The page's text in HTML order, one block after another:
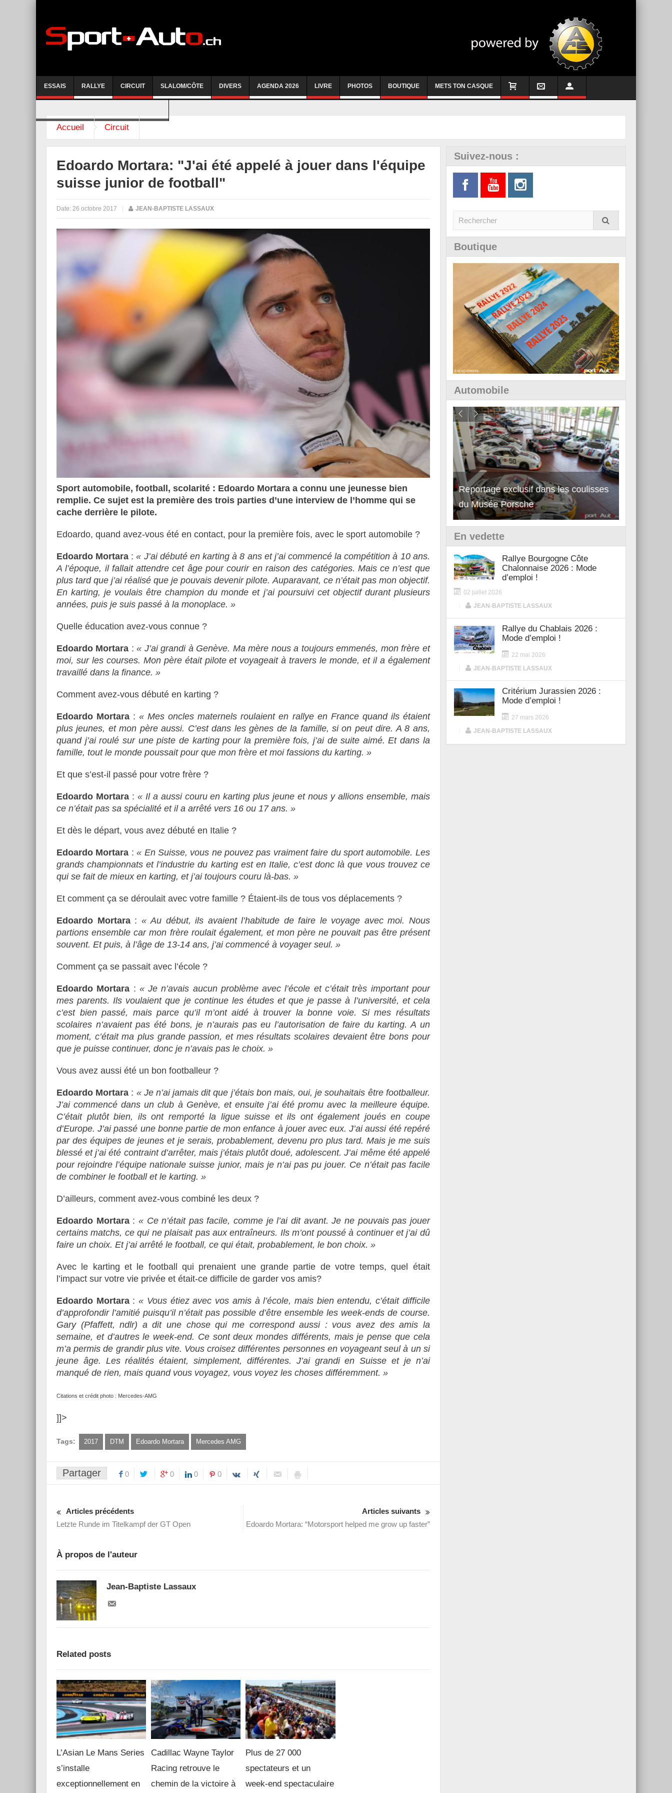
ESSAIS RALLYE CIRCUIT SLALOM/CÔTE DIVERS AGENDA 2026 LIVRE PHOTOS BOUTIQUE METS TON CASQUE
Accueil Circuit
Edoardo Mortara: "J'ai été appelé à jouer dans l'équipe
suisse junior de football"
Date: 26 octobre 2017 JEAN-BAPTISTE LASSAUX
Sport automobile, football, scolarité : Edoardo Mortara a connu une jeunesse bien
remplie. Ce sujet est la première des trois parties d’une interview de l’homme qui se
cache derrière le pilote.
Edoardo, quand avez-vous été en contact, pour la première fois, avec le sport automobile ?
Edoardo Mortara :« J’ai débuté en karting à 8 ans et j’ai commencé la compétition à 10 ans.
A l’époque, il fallait attendre cet âge pour courir en raison des catégories. Mais ce n’est que
plus tard que j’ai réalisé que je pouvais devenir pilote. Auparavant, ce n’était pas mon objectif.
En karting, je voulais être champion du monde et j’ai poursuivi cet objectif durant plusieurs
années, puis je suis passé à la monoplace. »
Quelle éducation avez-vous connue ?
Edoardo Mortara :« J’ai grandi à Genève. Ma mère nous a toujours emmenés, mon frère et
moi, sur les courses. Mon père était pilote et voyageait à travers le monde, et il a également
travaillé dans la finance. »
Comment avez-vous débuté en karting ?
Edoardo Mortara :« Mesoncles maternels roulaient en rallye en France quand ils étaient
plus jeunes, et mon père aussi. C’est dans les gènes de la famille, si on peut dire. A 8 ans,
quand j’ai roulé sur une piste de karting pour la première fois, j’ai de suite aimé. Et dans la
famille, tout le monde poussait pour que mon frère et moi fassions du karting. »
Et que s’est-il passé pour votre frère ?
Edoardo Mortara: « Il a aussi couruen karting plus jeune et nous y allions ensemble, mais
ce n’était pas sa spécialité et il a arrêté vers 16 ou 17 ans. »
Et dès le départ, vous avez débuté en Italie ?
Edoardo Mortara :« En Suisse, vous ne pouvez pas vraiment faire du sport automobile. Les
grands championnats et l’industrie du karting est en Italie, c’est donc là que vous trouvez ce
qui se fait de mieux en karting, et j’ai toujours couru là-bas. »
Et comment ça se déroulait avec votre famille ? Étaient-ils de tous vos déplacements ?
Edoardo Mortara: « Au début, ils avaient l’habitude de faire le voyage avec moi. Nous
partions ensemble car mon frère roulait également, et mon père ne pouvait pas être présent
souvent. Et puis, à l’âge de 13-14 ans, j’ai commencé à voyager seul. »
Comment ça se passait avec l’école ?
Edoardo Mortara : « Je n’avais aucun problème avec l’école et c’était très important pour
mes parents. Ils voulaient que je continue les études et que je passe à l’université, et cela
c’est bien passé, mais parce qu’il m’ont aidé à trouver la bonne voie. Si mes résultats
scolaires n’avaient pas été bons, je n’aurais pas eu l’autorisation de faire du karting. A un
moment, c’était ma plus grande passion, et mes résultats scolaires devaient être bons pour
que je puisse continuer, donc je n’avais pas le choix. »
Vous avez aussi été un bon footballeur ?
Edoardo Mortara : « Je n’ai jamais dit que j’étais bon mais, oui, je souhaitais être footballeur.
J’ai commencé dans un club à Genève, et ensuite j’ai été promu avec la meilleure équipe.
C’était plutôt bien, ils ont remporté la ligue suisse et ils ont également joués en coupe
d’Europe. J’ai passé une bonne partie de mon enfance à jouer avec eux. J’ai aussi été repéré
par des équipes de jeunes et je serais, probablement, devenu pro plus tard. Mais je me suis
blessé et j’ai été contraint d’arrêter, mais j’étais plutôt doué, adolescent. J’ai même été appelé
pour rejoindre l’équipe nationale suisse junior, mais je n’ai pas pu jouer. Ce n’était pas facile
de combiner le football et le karting. »
D’ailleurs, comment avez-vous combiné les deux ?
Edoardo Mortara: « Ce n’était pas facile, comme je l’ai dit avant. Je ne pouvais pas jouer
certains matchs, ce qui ne plaisait pas aux entraîneurs. Ils m’ont poussé à continuer et j’ai dû
faire un choix. Et j’ai arrêté le football, ce qui était, probablement, le bon choix. »
Avec le karting et le football qui prenaient une grande partie de votre temps, quel était
l’impact sur votre vie privée et était-ce difficile de garder vos amis?
Edoardo Mortara:« Vous étiez avec vos amis à l’école, mais bien entendu, c’était difficile
d’approfondir l’amitié puisqu’il n’était pas possible d’être ensemble les week-ends de course.
Gary (Pfaffett, ndlr) a dit une chose qui me correspond aussi : vous avez des amis la
semaine, et d’autres le week-end. Ce sont deux mondes différents, mais je pense que cela
m’a permis de grandir plus vite. Vous croisez différentes personnes en voyageant seul à un si
jeune âge. Les réalités étaient, simplement, différentes. J’ai grandi en Suisse et je n’ai
manqué de rien, mais quand vous voyagez, vous voyez les choses différemment. »
Citations et crédit photo : Mercedes-AMG
]]>
Tags: 2017 DTM Edoardo Mortara Mercedes AMG
Partager 0 0 0 0
Articles précédents
Letzte Runde im Titelkampf der GT Open
Articles suivants
Edoardo Mortara: “Motorsport helped me grow up faster”
À propos de l'auteur
Jean-Baptiste Lassaux
Related posts
L’Asian Le Mans Series
s’installe
exceptionnellement en
Cadillac Wayne Taylor
Racing retrouve le
chemin de la victoire à
Plus de 27 000
spectateurs et un
week-end spectaculaire
Suivez-nous :
Boutique
Automobile
Essai – Morgan Supersport
Reportage exclusif dans les coulisses
du Musée Porsche
Découverte de la nouvelle Ferrari
12Cilindri Manuale
En vedette
Rallye Bourgogne Côte
Chalonnaise 2026 : Mode
d’emploi !
02 juillet 2026
JEAN-BAPTISTE LASSAUX
Rallye du Chablais 2026 :
Mode d’emploi !
22 mai 2026
JEAN-BAPTISTE LASSAUX
Critérium Jurassien 2026 :
Mode d’emploi !
27 mars 2026
JEAN-BAPTISTE LASSAUX